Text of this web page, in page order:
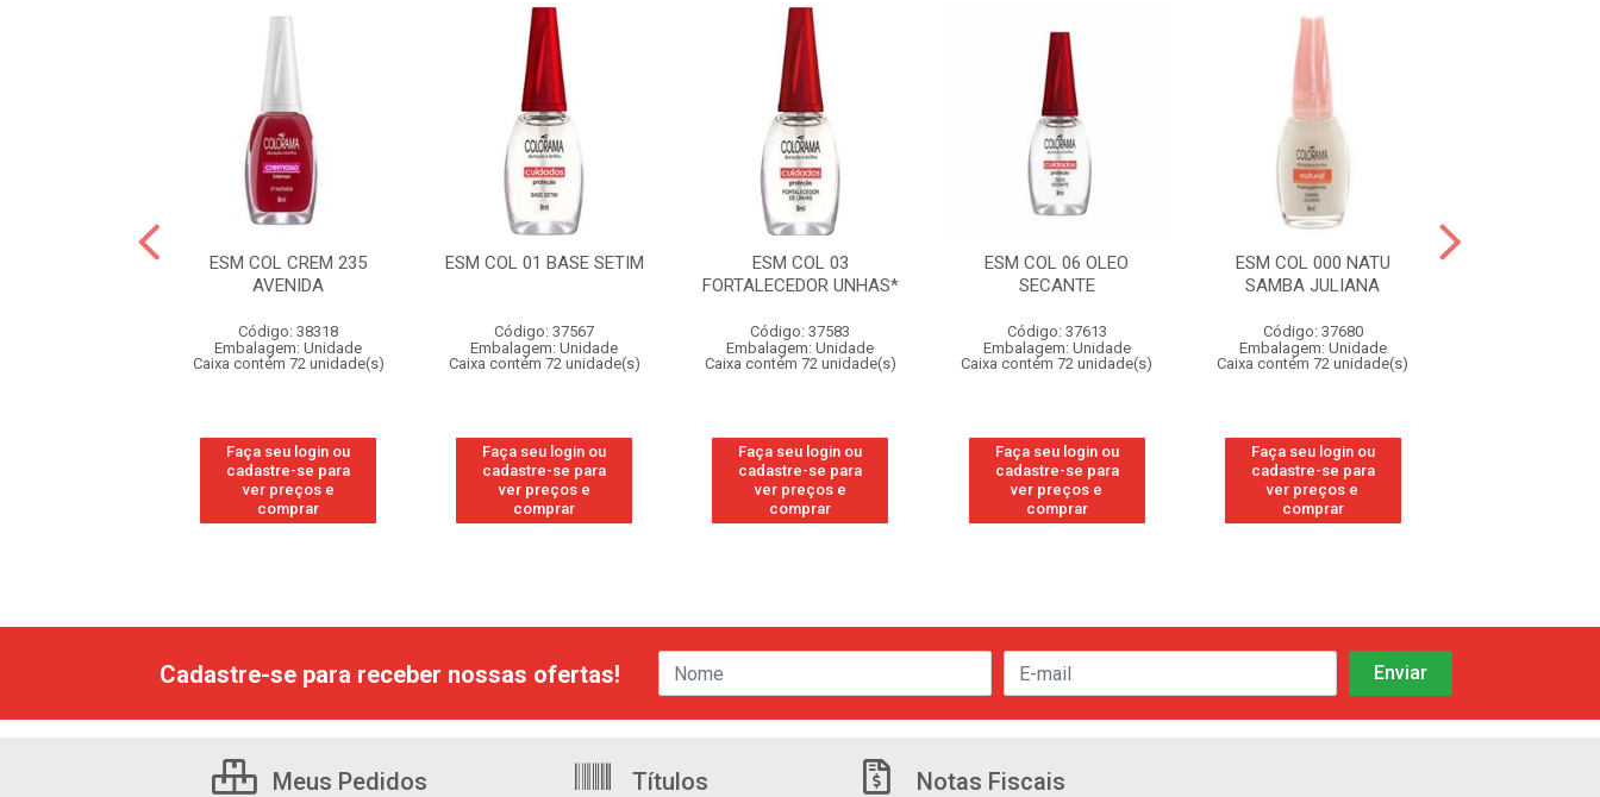
ESM COL CREM 235
AVENIDA
Código: 38318
Embalagem: Unidade
Caixa contém 72 unidade(s)
Faça seu login ou
cadastre-se para
ver preços e
comprar
ESM COL 01 BASE SETIM
Código: 37567
Embalagem: Unidade
Caixa contém 72 unidade(s)
Faça seu login ou
cadastre-se para
ver preços e
comprar
ESM COL 03
FORTALECEDOR UNHAS*
Código: 37583
Embalagem: Unidade
Caixa contém 72 unidade(s)
Faça seu login ou
cadastre-se para
ver preços e
comprar
ESM COL 06 OLEO
SECANTE
Código: 37613
Embalagem: Unidade
Caixa contém 72 unidade(s)
Faça seu login ou
cadastre-se para
ver preços e
comprar
ESM COL 000 NATU
SAMBA JULIANA
Código: 37680
Embalagem: Unidade
Caixa contém 72 unidade(s)
Faça seu login ou
cadastre-se para
ver preços e
comprar
Cadastre-se para receber nossas ofertas!
Meus Pedidos Títulos Notas Fiscais